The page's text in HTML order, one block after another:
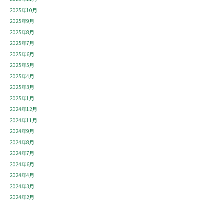
2025年10月
2025年9月
2025年8月
2025年7月
2025年6月
2025年5月
2025年4月
2025年3月
2025年1月
2024年12月
2024年11月
2024年9月
2024年8月
2024年7月
2024年6月
2024年4月
2024年3月
2024年2月